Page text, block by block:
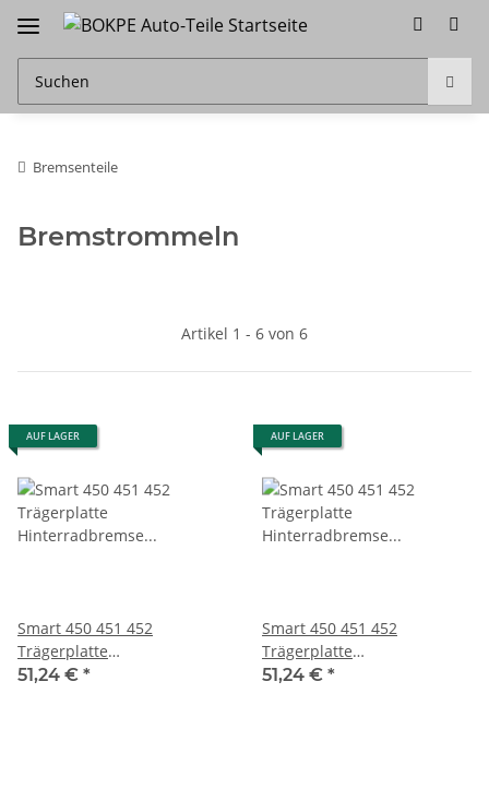
Bremsenteile
Bremstrommeln
Artikel 1 - 6 von 6
AUF LAGER
Smart 450 451 452
Trägerplatte
Hinterradbremse hinten
51,24 € *
AUF LAGER
Smart 450 451 452
Trägerplatte
Hinterradbremse hinten
51,24 € *